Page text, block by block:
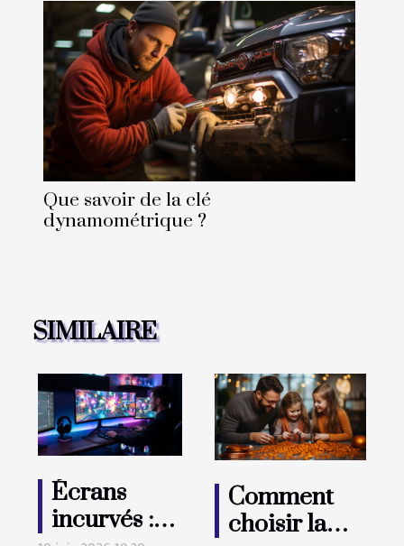
Que savoir de la clé
dynamométrique ?
SIMILAIRE
Écrans
incurvés :
Comment
choisir la